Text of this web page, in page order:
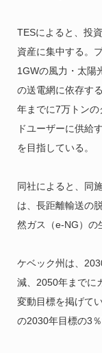
TESによると、投
資産に集中する。
1GWの風力・太陽
の送電網に依存す
年までに7万トン
ドユーザーに供給
を目指している。
同社によると、同
は、長距離輸送の
然ガス（e-NG）の
ケベック州は、
減、2050年までに
変動目標を掲げて
の2030年目標の3